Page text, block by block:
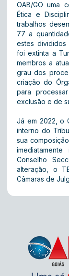
OAB/GO uma
Ética e
trabalhos
77 a
estes divididos
foi extinta a
membros a
grau dos
criação do
para
exclusão e de
Já em 2022, o
interno do
sua
Conselho
alteração, o
Câmaras de